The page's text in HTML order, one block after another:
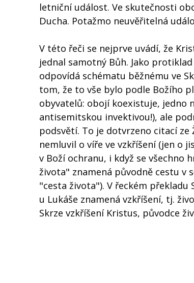
letniční událost. Ve skutečnosti
Ducha. Potažmo neuvěřitelná
V této řeči se nejprve uvádí, že
jednal samotný Bůh. Jako
odpovídá schématu běžnému ve
tom, že to vše bylo podle Božího
obyvatelů: obojí koexistuje, jedno
antisemitskou invektivou!), ale
podsvětí. To je dotvrzeno citací
nemluvil o víře ve vzkříšení (jen o
v Boží ochranu, i když se všechno
života" znamená původně cestu v
"cesta života"). V řeckém
u Lukáše znamená vzkříšení, tj.
Skrze vzkříšení Kristus, původce